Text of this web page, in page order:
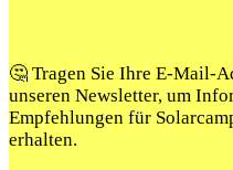
🤔 Tragen Sie Ihre E-Mail-
unseren Newsletter, um
Empfehlungen für
erhalten.